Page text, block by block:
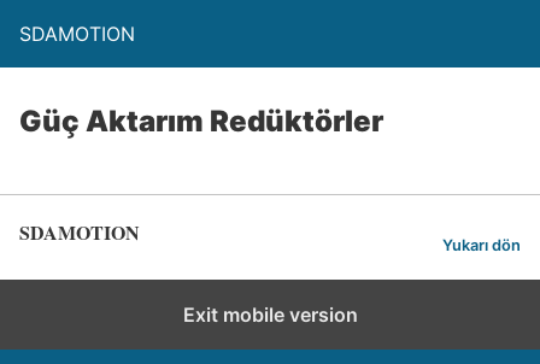
SDAMOTION
Güç Aktarım Redüktörler
SDAMOTION Yukarı dön
Exit mobile version